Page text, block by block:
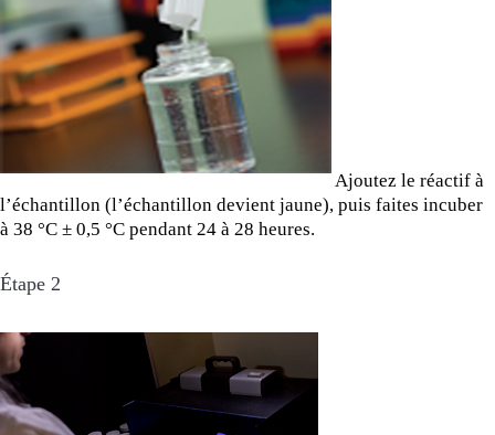
Ajoutez le réactif à
l’échantillon (l’échantillon devient jaune), puis faites incuber
à 38 °C ± 0,5 °C pendant 24 à 28 heures.
Étape 2